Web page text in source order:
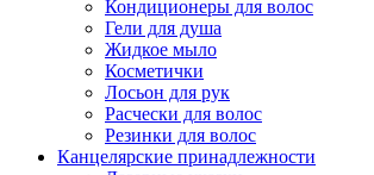
Кондиционеры для волос
Гели для душа
Жидкое мыло
Косметички
Лосьон для рук
Расчески для волос
Резинки для волос
Канцелярские принадлежности